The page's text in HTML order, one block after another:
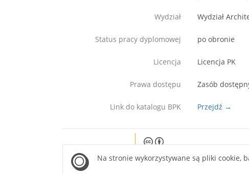
Wydział Wydział
Status pracy dyplomowej po obronie
Licencja Licencja PK
Prawa dostępu Zasób
Link do katalogu BPK Przejdź →
site is licensed under a Creative
Na stronie wykorzystywane są pliki cookie,